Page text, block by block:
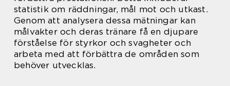
statistik om räddningar, mål mot och utkast.
Genom att analysera dessa mätningar kan
målvakter och deras tränare få en djupare
förståelse för styrkor och svagheter och
arbeta med att förbättra de områden som
behöver utvecklas.